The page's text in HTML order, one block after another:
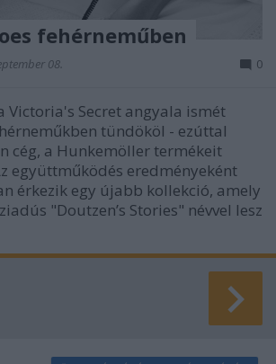
fehérneműben
08. 0
Victoria's Secret angyala ismét
tündököl - ezúttal
cég, a Hunkemöller termékeit
együttműködés eredményeként
érkezik egy újabb kollekció, amely
"Doutzen’s Stories" névvel lesz